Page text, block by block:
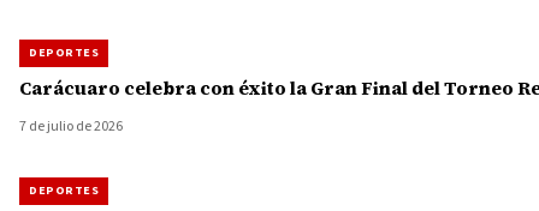
DEPORTES
Carácuaro celebra con éxito la Gran Final del Torneo
7 de julio de 2026
DEPORTES